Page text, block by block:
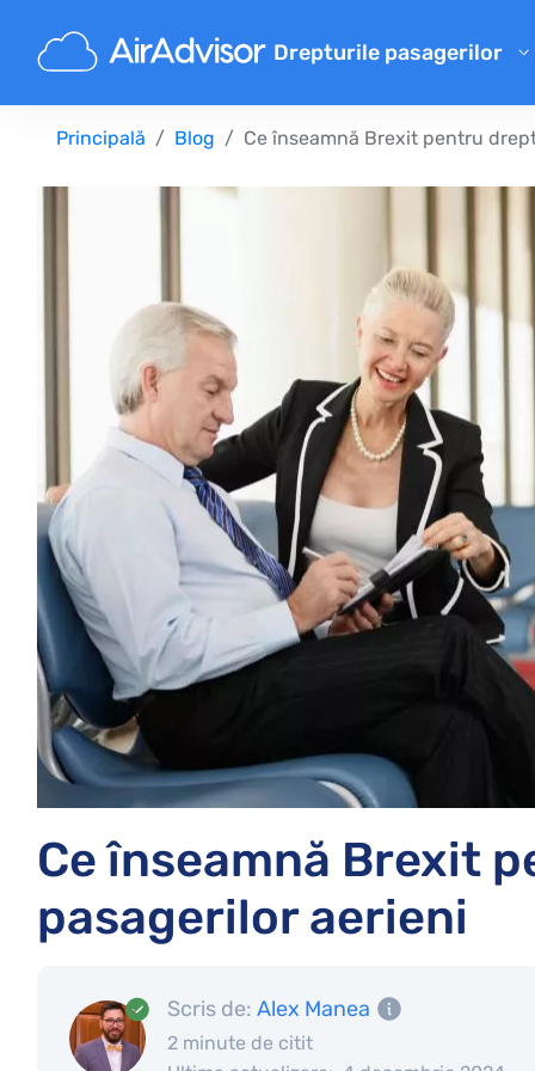
Drepturile pasagerilor
Calculator de despăgubiri
Despăgubire pentru zbor
Despăgubire pentru zbor
Despăgubire pentru refuz la
Compensațiile companiilor
Reclamații ale companiilor
Despăgubiri pentru greva
Reglementări
Principală Blog Ce înseamnă Brexit pentru
Ce înseamnă Brexit
pasagerilor aerieni
Scris de: Alex Manea
2 minute de citit